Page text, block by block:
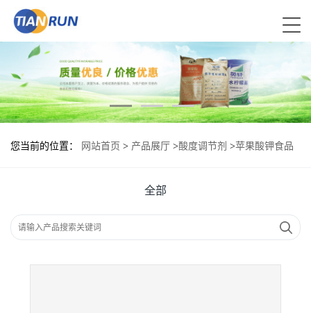
您当前的位置： 网站首页 > 产品展厅 >酸度调节剂 >苹果酸钾食品
全部